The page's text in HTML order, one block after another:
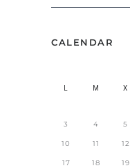
CALENDAR
M X
3 4 5
10 11 12
17 18 19